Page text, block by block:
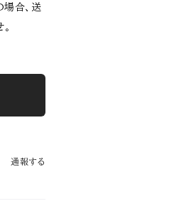
合、送
通報する